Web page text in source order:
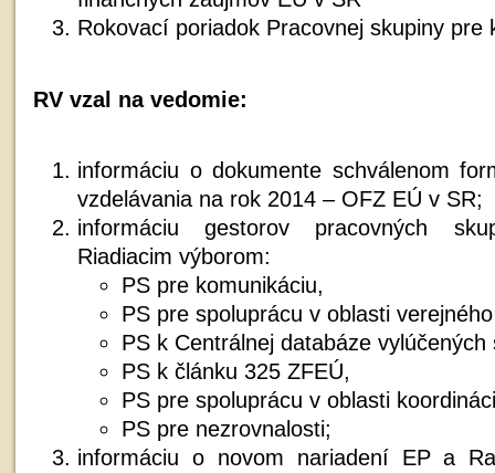
Rokovací poriadok Pracovnej skupiny pre
RV vzal na vedomie:
informáciu o dokumente schválenom
vzdelávania na rok 2014 – OFZ EÚ v SR;
informáciu gestorov pracovných
Riadiacim výborom:
PS pre komunikáciu,
PS pre spoluprácu v oblasti
PS k Centrálnej databáze vylúčených
PS k článku 325 ZFEÚ,
PS pre spoluprácu v oblasti
PS pre nezrovnalosti;
informáciu o novom nariadení EP a